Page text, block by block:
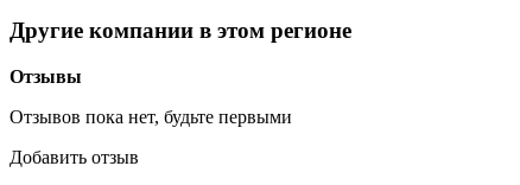
Другие компании в этом регионе
Отзывы
Отзывов пока нет, будьте первыми
Добавить отзыв